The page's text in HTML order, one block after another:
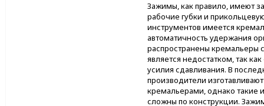
Зажимы, как правило, имеют
рабочие губки и
инструментов имеется
автоматичность удержания
распространены кремальеры
является недостатком, так
усилия сдавливания. В
производители
кремальерами, однако такие
сложны по конструкции.